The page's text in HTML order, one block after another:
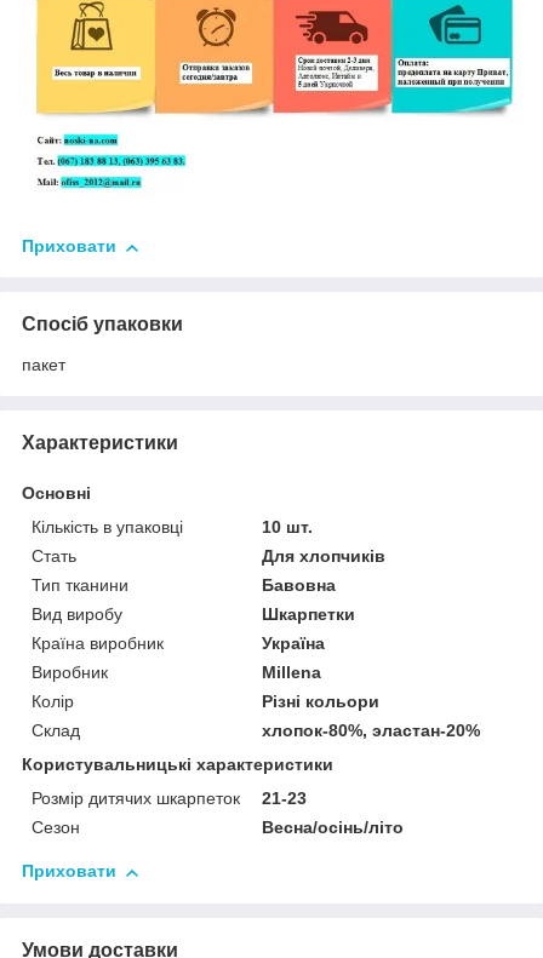
Приховати
Спосіб упаковки
пакет
Характеристики
Основні
Кількість в упаковці
10 шт.
Стать
Для хлопчиків
Тип тканини
Бавовна
Вид виробу
Шкарпетки
Країна виробник
Україна
Виробник
Millena
Колір
Різні кольори
Склад
хлопок-80%, эластан-20%
Користувальницькі характеристики
Розмір дитячих шкарпеток
21-23
Сезон
Весна/осінь/літо
Приховати
Умови доставки